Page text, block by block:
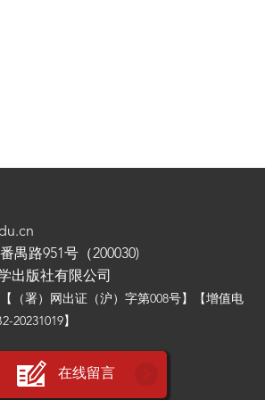
禺路951号（200030)
出版社有限公司
【（署）网出证（沪）字第008号】【增值电
20231019】
在线留言